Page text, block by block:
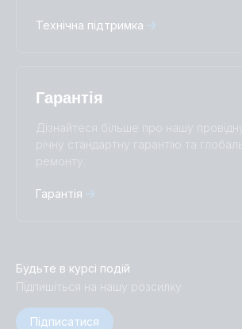
Технічна підтримка
Гарантія
Дізнайтеся більше про нашу провідну
річну стандартну гарантію та
ремонту.
Гарантія
Будьте в курсі подій
Підпишіться на нашу розсилку
Підписатися